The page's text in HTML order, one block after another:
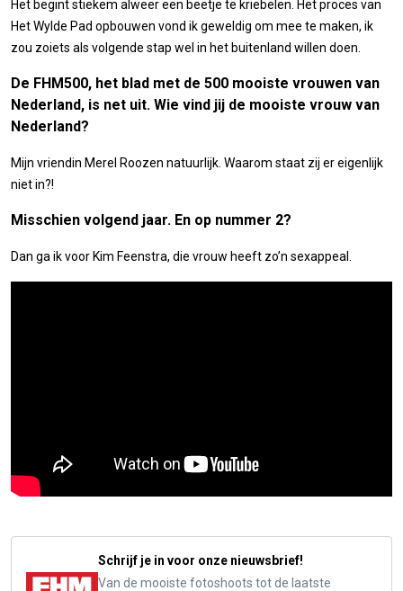
Het begint stiekem alweer een beetje te kriebelen. Het proces van
Het Wylde Pad opbouwen vond ik geweldig om mee te maken, ik
zou zoiets als volgende stap wel in het buitenland willen doen.
De FHM500, het blad met de 500 mooiste vrouwen van
Nederland, is net uit. Wie vind jij de mooiste vrouw van
Nederland?
Mijn vriendin Merel Roozen natuurlijk. Waarom staat zij er eigenlijk
niet in?!
Misschien volgend jaar. En op nummer 2?
Dan ga ik voor Kim Feenstra, die vrouw heeft zo’n sexappeal.
Schrijf je in voor onze nieuwsbrief!
Van de mooiste fotoshoots tot de laatste